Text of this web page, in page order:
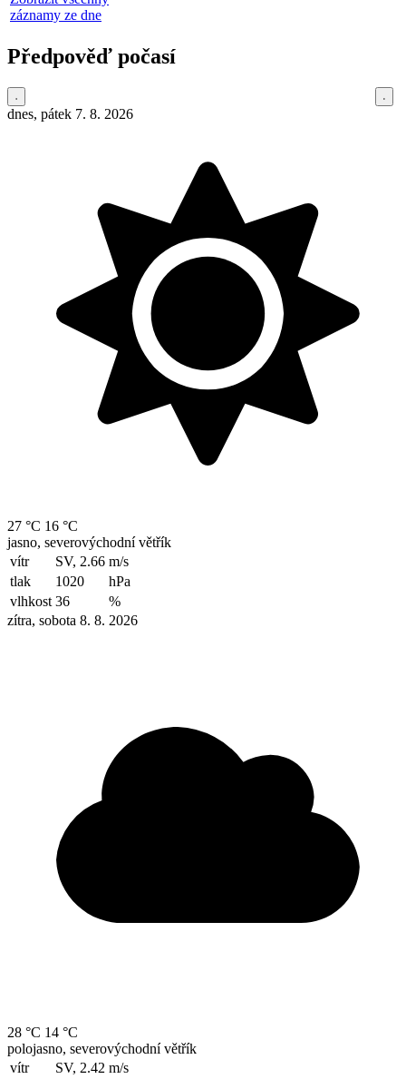
záznamy ze dne
Předpověď počasí
dnes, pátek 7. 8. 2026
27 °C 16 °C
jasno, severovýchodní větřík
vítr
SV, 2.66 m/s
tlak
1020
hPa
vlhkost 36
%
zítra, sobota 8. 8. 2026
28 °C 14 °C
polojasno, severovýchodní větřík
vítr
SV, 2.42 m/s